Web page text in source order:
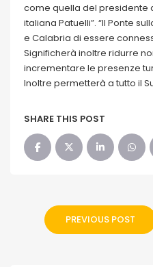
come quella del presidente
italiana Patuelli”. “Il Ponte
e Calabria di essere
Significherà inoltre ridurre
incrementare le presenze
Inoltre permetterà a tutto il
SHARE THIS POST
PREVIOUS POST